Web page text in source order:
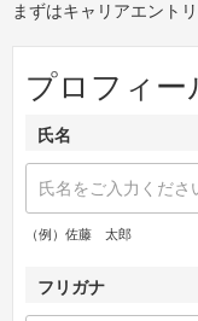
まずはキャリアエント
プロフィー
氏名
（例）佐藤 太郎
フリガナ